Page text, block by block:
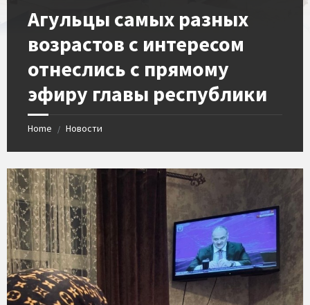
​Агульцы самых разных
возрастов с интересом
отнеслись с прямому
эфиру главы республики
Home / Новости